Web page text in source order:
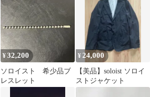
¥32,200
ソロイスト 希少品ブ
レスレット
¥ 24,000
【美品】soloist ソロイ
ストジャケット